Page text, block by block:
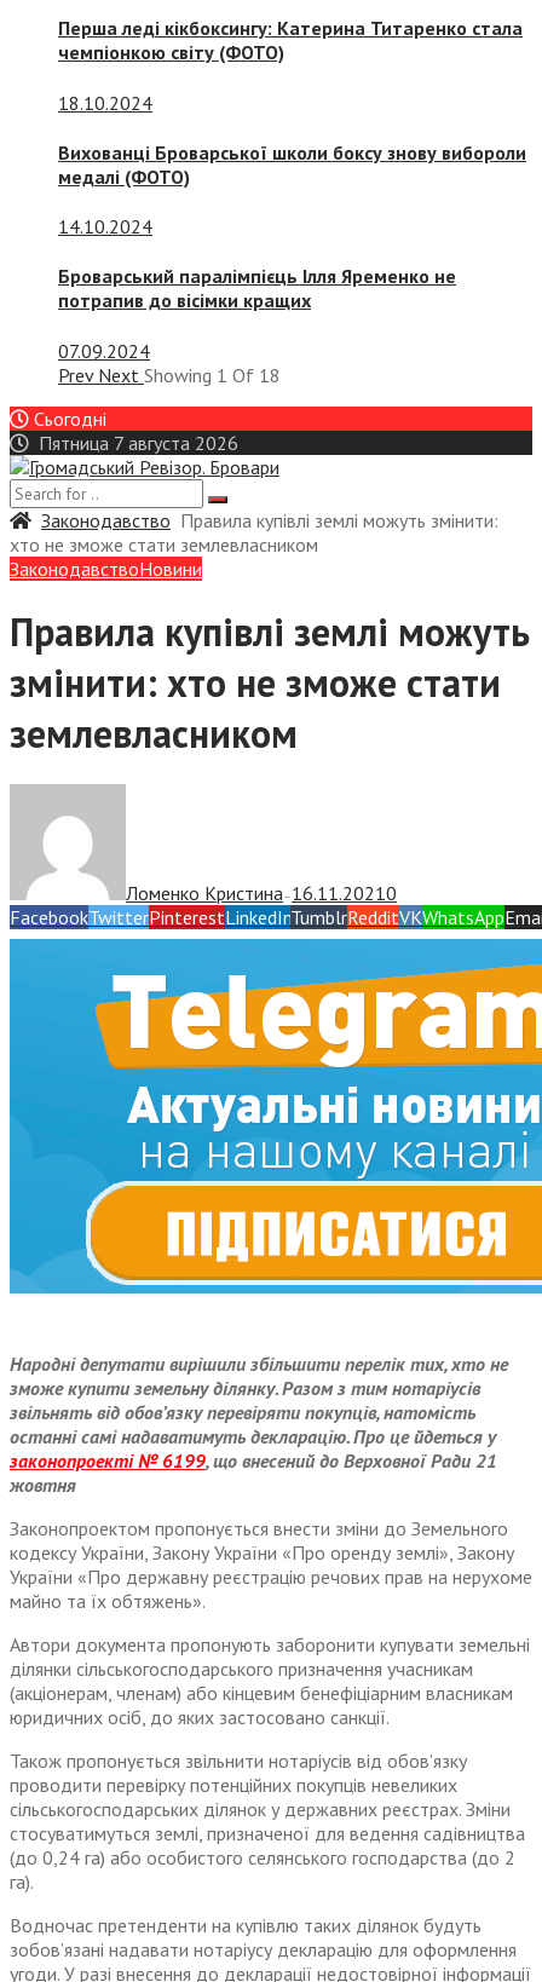
Перша леді кікбоксингу: Катерина Титаренко стала
чемпіонкою світу (ФОТО)
18.10.2024
Вихованці Броварської школи боксу знову вибороли
медалі (ФОТО)
14.10.2024
Броварський паралімпієць Ілля Яременко не
потрапив до вісімки кращих
07.09.2024
Prev Next Showing 1 Of 18
Сьогодні
Пятница 7 августа 2026
Законодавство Правила купівлі землі можуть змінити:
хто не зможе стати землевласником
ЗаконодавствоНовини
Правила купівлі землі можуть
змінити: хто не зможе стати
землевласником
Ломенко Кристина— 16.11.20210
FacebookTwitterPinterestLinkedInTumblrRedditVKWhatsApp
Народні депутати вирішили збільшити перелік тих, хто не
зможе купити земельну ділянку. Разом з тим нотаріусів
звільнять від обов’язку перевіряти покупців, натомість
останні самі надаватимуть декларацію. Про це йдеться у
законопроекті № 6199, що внесений до Верховної Ради 21
жовтня
Законопроектом пропонується внести зміни до Земельного
кодексу України, Закону України «Про оренду землі», Закону
України «Про державну реєстрацію речових прав на нерухоме
майно та їх обтяжень».
Автори документа пропонують заборонити купувати земельні
ділянки сільськогосподарського призначення учасникам
(акціонерам, членам) або кінцевим бенефіціарним власникам
юридичних осіб, до яких застосовано санкції.
Також пропонується звільнити нотаріусів від обов’язку
проводити перевірку потенційних покупців невеликих
сільськогосподарських ділянок у державних реєстрах. Зміни
стосуватимуться землі, призначеної для ведення садівництва
(до 0,24 га) або особистого селянського господарства (до 2
га).
Водночас претенденти на купівлю таких ділянок будуть
зобов’язані надавати нотаріусу декларацію для оформлення
угоди. У разі внесення до декларації недостовірної інформації